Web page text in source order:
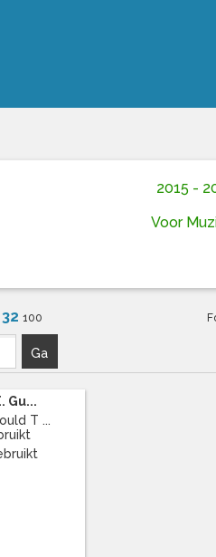
2015 -
Voor
32 100
Ga
Gu...
T ...